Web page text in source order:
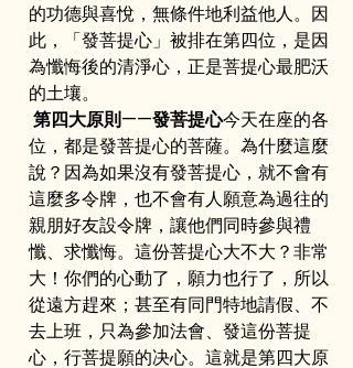
的功德與喜悅，無條件地利益他人。因
此，「發菩提心」被排在第四位，是因
為懺悔後的清淨心，正是菩提心最肥沃
的土壤。
第四大原則——發菩提心今天在座的各
位，都是發菩提心的菩薩。為什麼這麼
說？因為如果沒有發菩提心，就不會有
這麼多令牌，也不會有人願意為過往的
親朋好友設令牌，讓他們同時參與禮
懺、求懺悔。這份菩提心大不大？非常
大！你們的心動了，願力也行了，所以
從遠方趕來；甚至有同門特地請假、不
去上班，只為參加法會、發這份菩提
心，行菩提願的决心。這就是第四大原